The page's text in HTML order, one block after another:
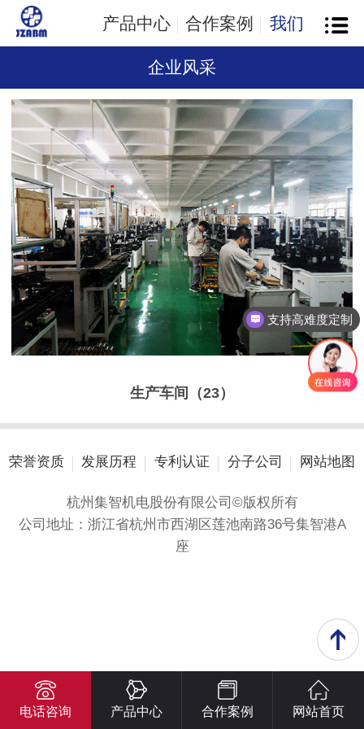
产品中心 合作案例 我们
企业风采
生产车间（23）
荣誉资质 发展历程 专利认证 分子公司 网站地图
杭州集智机电股份有限公司©版权所有
公司地址：浙江省杭州市西湖区莲池南路36号集智港A
座
电话咨询 产品中心 合作案例 网站首页
支持高难度定制